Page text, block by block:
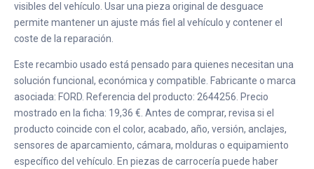
visibles del vehículo. Usar una pieza original de desguace
permite mantener un ajuste más fiel al vehículo y contener el
coste de la reparación.
Este recambio usado está pensado para quienes necesitan una
solución funcional, económica y compatible. Fabricante o marca
asociada: FORD. Referencia del producto: 2644256. Precio
mostrado en la ficha: 19,36 €. Antes de comprar, revisa si el
producto coincide con el color, acabado, año, versión, anclajes,
sensores de aparcamiento, cámara, molduras o equipamiento
específico del vehículo. En piezas de carrocería puede haber